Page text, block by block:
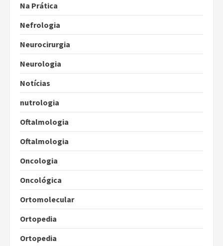
Na Prática
Nefrologia
Neurocirurgia
Neurologia
Notícias
nutrologia
Oftalmologia
Oftalmologia
Oncologia
Oncológica
Ortomolecular
Ortopedia
Ortopedia